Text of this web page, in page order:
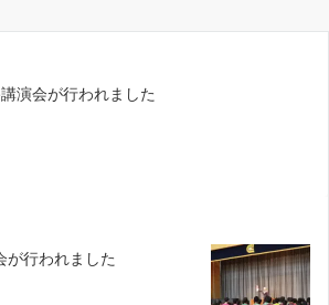
演会が行われました
が行われました